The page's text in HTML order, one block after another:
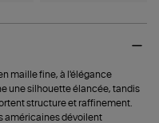
maille fine, à l'élégance
une silhouette élancée, tandis
structure et raffinement.
américaines dévoilent